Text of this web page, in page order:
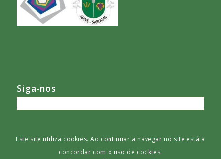
Siga-nos
Este site utiliza cookies. Ao continuar a navegar no site está a
concordar com o uso de cookies.